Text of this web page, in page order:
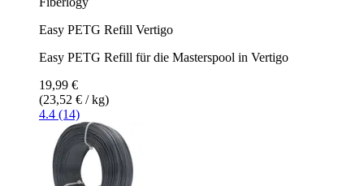
Easy PETG Refill Vertigo
Easy PETG Refill für die Masterspool in Vertigo
19,99 €
(23,52 € / kg)
4.4 (14)